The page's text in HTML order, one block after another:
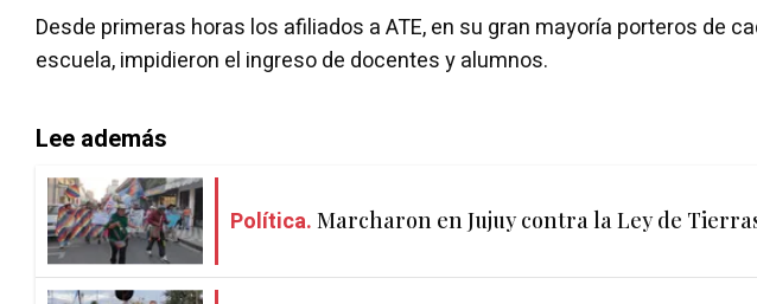
Desde primeras horas los afiliados a ATE, en su gran mayoría porteros de
escuela, impidieron el ingreso de docentes y alumnos.
Lee además
Política. Marcharon en Jujuy contra la Ley de